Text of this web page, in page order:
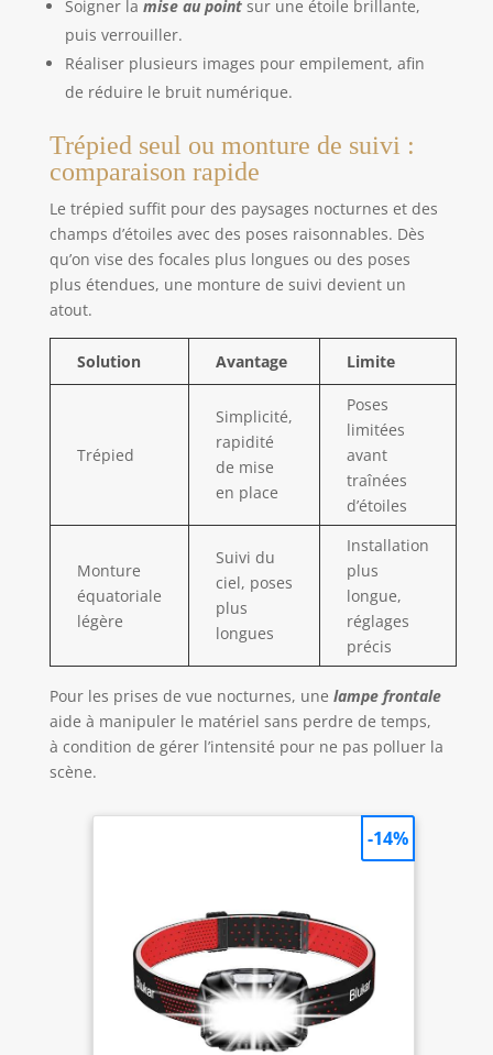
the majority of Android and Apple
smartphones ava ilable in the market.
[Detachable Lanyard for Added Security] Keep
your remote close by attaching it to your wrist
or other belongings, ensuring it won't get lost
while you're on the go.
Soigner la mise au pointsur une étoile brillante,
puis verrouiller.
Réaliser plusieurs images pour empilement, afin
de réduire le bruit numérique.
Trépied seul ou monture de suivi :
comparaison rapide
Le trépied suffit pour des paysages nocturnes et des
champs d’étoiles avec des poses raisonnables. Dès
qu’on vise des focales plus longues ou des poses
plus étendues, une monture de suivi devient un
atout.
Solution Avantage Limite
Trépied
Simplicité,
rapidité
de mise
en place
Poses
limitées
avant
traînées
d’étoiles
Monture
équatoriale
légère
Suivi du
ciel, poses
plus
longues
Installation
plus
longue,
réglages
précis
Pour les prises de vue nocturnes, une lampe frontale
aide à manipuler le matériel sans perdre de temps,
à condition de gérer l’intensité pour ne pas polluer la
scène.
-14%